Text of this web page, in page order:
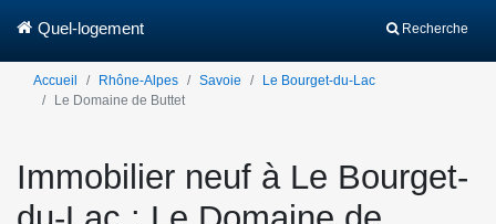
Recherche
Quel-logement
Accueil Rhône-Alpes Savoie
Le Bourget-du-Lac
Le Domaine de Buttet
Immobilier neuf à Le Bourget-